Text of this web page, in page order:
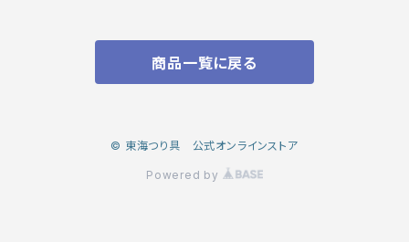
商品一覧に戻る
© 東海つり具 公式オンラインストア
Powered by